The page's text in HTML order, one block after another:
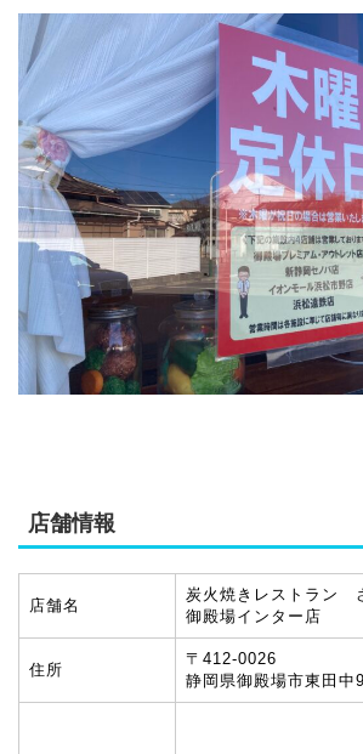
店舗情報
店舗名
炭火焼きレストラン
御殿場インター店
住所
〒412-0026
静岡県御殿場市東田中